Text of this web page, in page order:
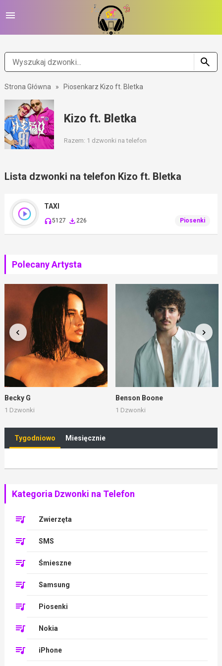
Strona Główna » Piosenkarz Kizo ft. Bletka
Kizo ft. Bletka
Razem: 1 dzwonki na telefon
Lista dzwonki na telefon Kizo ft. Bletka
TAXI
5127 226 Piosenki
Polecany Artysta
Becky G
1 Dzwonki
Benson Boone
1 Dzwonki
Tygodniowo Miesięcznie
Kategoria Dzwonki na Telefon
Zwierzęta
SMS
Śmieszne
Samsung
Piosenki
Nokia
iPhone